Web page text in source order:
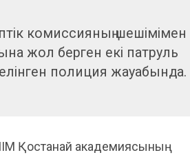
комиссияның шешімімен
жол берген екі патруль
полиция жауабында.
ІІМ Қостанай академиясының